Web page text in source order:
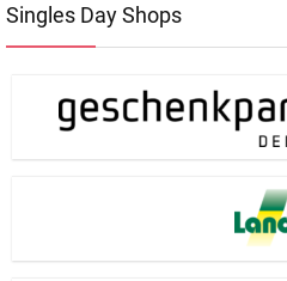
Singles Day Shops